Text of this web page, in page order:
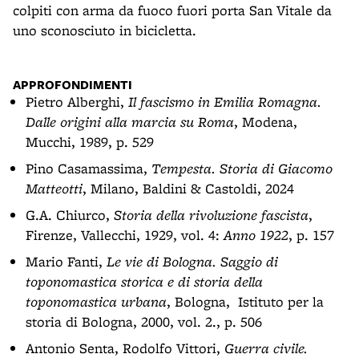
colpiti con arma da fuoco fuori porta San Vitale da
uno sconosciuto in bicicletta.
APPROFONDIMENTI
Pietro Alberghi, Il fascismo in Emilia Romagna.
Dalle origini alla marcia su Roma, Modena,
Mucchi, 1989, p. 529
Pino Casamassima, Tempesta. Storia di Giacomo
Matteotti, Milano, Baldini & Castoldi, 2024
G.A. Chiurco, Storia della rivoluzione fascista,
Firenze, Vallecchi, 1929, vol. 4:Anno 1922, p. 157
Mario Fanti, Le vie di Bologna. Saggio di
toponomastica storica e di storia della
toponomastica urbana, Bologna, Istituto per la
storia di Bologna, 2000, vol. 2., p. 506
Antonio Senta, Rodolfo Vittori, Guerra civile.